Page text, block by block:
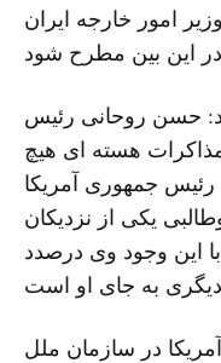
امور خارجه ایران
حسن روحانی رئیس
هسته ای هیچ
رئیس جمهوری آمریکا
یکی از نزدیکان
این وجود وی درصدد
آمریکا در سازمان ملل